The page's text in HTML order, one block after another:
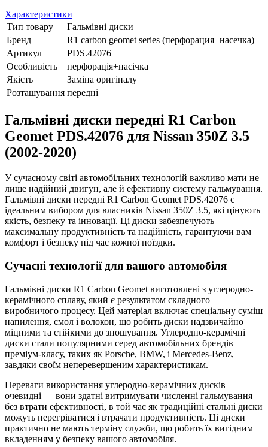
Характеристики
Тип товару
Гальмівні диски
Бренд
R1 carbon geomet series (перфорация+насечка)
Артикул
PDS.42076
Особливість
перфорація+насічка
Якість
Заміна оригіналу
Розташування передні
Гальмівні диски передні R1 Carbon
Geomet PDS.42076 для Nissan 350Z 3.5
(2002-2020)
У сучасному світі автомобільних технологій важливо мати не
лише надійний двигун, але й ефективну систему гальмування.
Гальмівні диски передні R1 Carbon Geomet PDS.42076 є
ідеальним вибором для власників Nissan 350Z 3.5, які цінують
якість, безпеку та інновації. Ці диски забезпечують
максимальну продуктивність та надійність, гарантуючи вам
комфорт і безпеку під час кожної поїздки.
Сучасні технології для вашого автомобіля
Гальмівні диски R1 Carbon Geomet виготовлені з углеродно-
керамічного сплаву, який є результатом складного
виробничого процесу. Цей матеріал включає спеціальну суміш
напилення, смол і волокон, що робить диски надзвичайно
міцними та стійкими до зношування. Углеродно-керамічні
диски стали популярними серед автомобільних брендів
преміум-класу, таких як Porsche, BMW, і Mercedes-Benz,
завдяки своїм неперевершеним характеристикам.
Переваги використання углеродно-керамічних дисків
очевидні — вони здатні витримувати численні гальмування
без втрати ефективності, в той час як традиційні стальні диски
можуть перегріватися і втрачати продуктивність. Ці диски
практично не мають терміну служби, що робить їх вигідним
вкладенням у безпеку вашого автомобіля.